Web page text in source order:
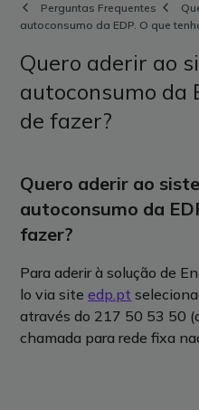
Perguntas Frequentes
autoconsumo da EDP. O que
Quero aderir ao
autoconsumo da
de fazer?
Quero aderir ao
autoconsumo da
fazer?
Para aderir à solução de
lo via siteedp.pt
através do 217 50 53 50
chamada para rede fixa